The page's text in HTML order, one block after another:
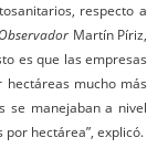
respecto a
Martín Píriz,
es que las empresas
hectáreas mucho más
se manejaban a nivel
hectárea”, explicó.